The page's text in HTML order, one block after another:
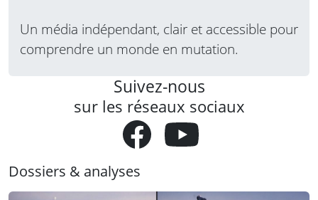
Un média indépendant, clair et accessible pour
comprendre un monde en mutation.
Suivez-nous
sur les réseaux sociaux
Dossiers & analyses